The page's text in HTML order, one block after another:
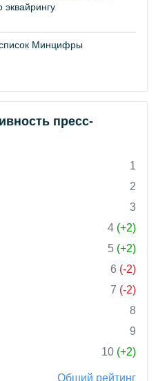
эквайрингу
Минцифры
пресс-
1
2
3
4 (+2)
5 (+2)
6 (-2)
7 (-2)
8
9
10 (+2)
Общий рейтинг